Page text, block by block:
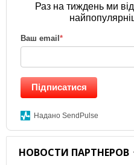
Раз на тиждень ми
Ваш email *
Підписатися
Надано SendPulse
НОВОСТИ ПАРТНЕРОВ